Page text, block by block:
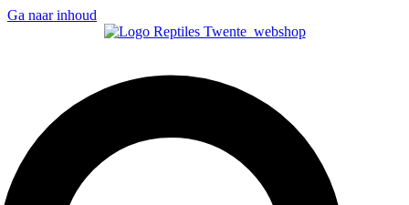
Ga naar inhoud